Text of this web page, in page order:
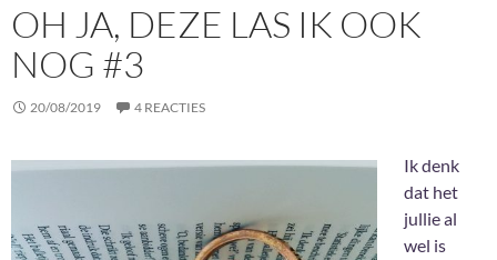
OH JA, DEZE LAS IK OOK
NOG #3
20/08/2019 4 REACTIES
Ik denk
dat het
jullie al
wel is